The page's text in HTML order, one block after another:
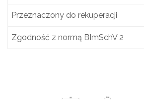
Przeznaczony do rekuperacji
Zgodność z normą BImSchV 2